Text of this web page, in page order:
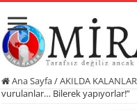
Ana Sayfa/AKILDA KALANLAR
vurulanlar… Bilerek yapıyorlar!”